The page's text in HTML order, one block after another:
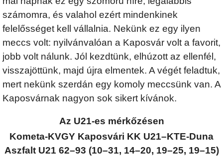
számomra, és valahol ezért mindenkinek
felelősséget kell vállalnia. Nekünk ez egy ilyen
meccs volt: nyilvánvalóan a Kaposvár volt a favorit,
jobb volt nálunk. Jól kezdtünk, elhúzott az ellenfél,
visszajöttünk, majd újra elmentek. A végét feladtuk,
mert nekünk szerdán egy komoly meccsünk van. A
Kaposvárnak nagyon sok sikert kívánok.
Az U21-es mérkőzésen
Kometa-KVGY Kaposvári KK U21–KTE-Duna
Aszfalt U21 62–93 (10–31, 14–20, 19–25, 19–15)